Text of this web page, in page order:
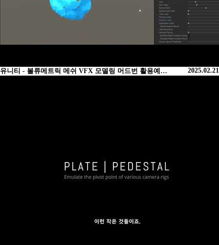
2025.02.21
유니티 - 볼류메트릭 메쉬 VFX 모델링 머드번 활용예…